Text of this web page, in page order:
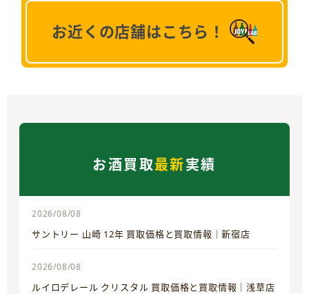
お近くの店舗はこちら！
お酒買取最新実績
2026/08/08
サントリー 山崎 12年 買取価格と買取情報｜新宿店
2026/08/08
ルイロデレール クリスタル 買取価格と買取情報｜浅草店